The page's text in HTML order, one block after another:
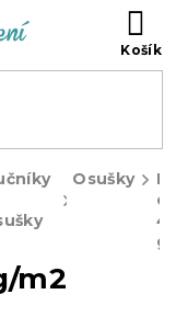
Osušky
m2